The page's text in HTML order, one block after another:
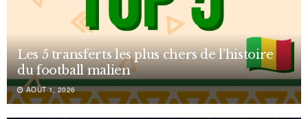
Les 5 transferts les plus chers de l’histoire
du football malien
AOÛT 1, 2026